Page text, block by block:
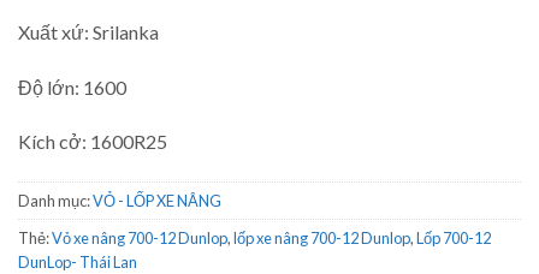
Xuất xứ: Srilanka
Độ lớn: 1600
Kích cở: 1600R25
Danh mục:VỎ - LỐP XE NÂNG
Thẻ:Vỏ xe nâng 700-12 Dunlop,lốp xe nâng 700-12 Dunlop,Lốp 700-12
DunLop- Thái Lan